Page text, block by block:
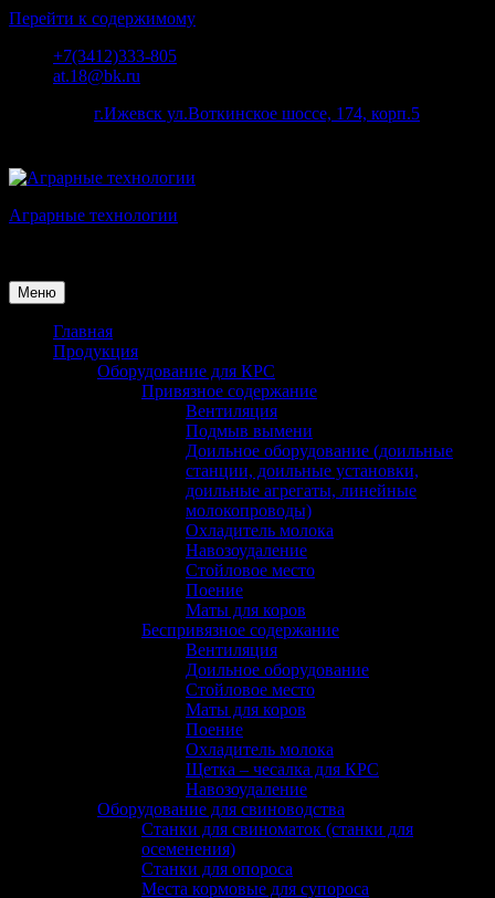
Перейти к содержимому
+7(3412)333-805
at.18@bk.ru
г.Ижевск ул.Воткинское шоссе, 174, корп.5
Аграрные технологии
Меню
Главная
Продукция
Оборудование для КРС
Привязное содержание
Вентиляция
Подмыв вымени
Доильное оборудование (доильные
станции, доильные установки,
доильные агрегаты, линейные
молокопроводы)
Охладитель молока
Навозоудаление
Стойловое место
Поение
Маты для коров
Беспривязное содержание
Вентиляция
Доильное оборудование
Стойловое место
Маты для коров
Поение
Охладитель молока
Щетка – чесалка для КРС
Навозоудаление
Оборудование для свиноводства
Станки для свиноматок (станки для
осеменения)
Станки для опороса
Места кормовые для супороса